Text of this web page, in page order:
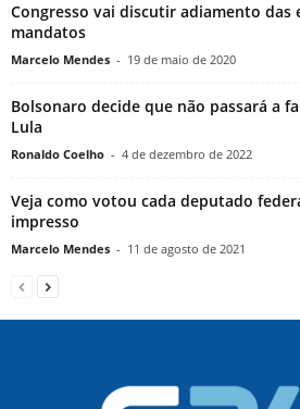
Congresso vai discutir adiamento das
mandatos
Marcelo Mendes - 19 de maio de 2020
Bolsonaro decide que não passará a
Lula
Ronaldo Coelho - 4 de dezembro de 2022
Veja como votou cada deputado
impresso
Marcelo Mendes - 11 de agosto de 2021